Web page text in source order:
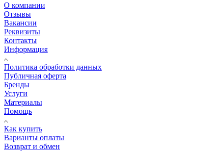
О компании
Отзывы
Вакансии
Реквизиты
Контакты
Информация
Политика обработки данных
Публичная оферта
Бренды
Услуги
Материалы
Помощь
Как купить
Варианты оплаты
Возврат и обмен